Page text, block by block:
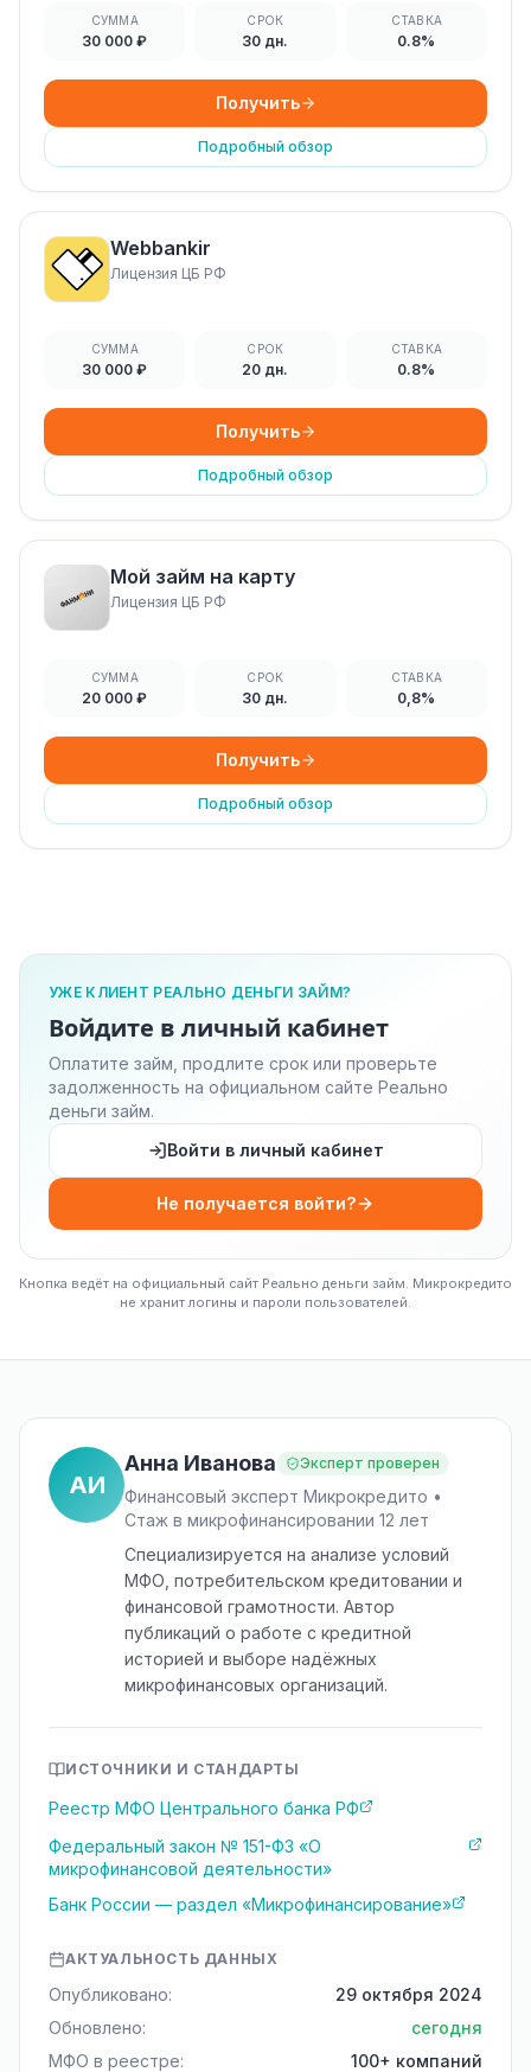
СУММА
30 000 ₽
СРОК
30 дн.
СТАВКА
0.8%
Получить
Подробный обзор
Webbankir
Лицензия ЦБ РФ
СУММА
30 000 ₽
СРОК
20 дн.
СТАВКА
0.8%
Получить
Подробный обзор
Мой займ на карту
Лицензия ЦБ РФ
СУММА
20 000 ₽
СРОК
30 дн.
СТАВКА
0,8%
Получить
Подробный обзор
УЖЕ КЛИЕНТ РЕАЛЬНО ДЕНЬГИ ЗАЙМ?
Войдите в личный кабинет
Оплатите займ, продлите срок или проверьте
задолженность на официальном сайте Реально
деньги займ.
Войти в личный кабинет
Не получается войти?
Кнопка ведёт на официальный сайт Реально деньги займ. Микрокредито
не хранит логины и пароли пользователей.
АИ
Анна Иванова Эксперт проверен
Финансовый эксперт Микрокредито •
Стаж в микрофинансировании 12 лет
Специализируется на анализе условий
МФО, потребительском кредитовании и
финансовой грамотности. Автор
публикаций о работе с кредитной
историей и выборе надёжных
микрофинансовых организаций.
ИСТОЧНИКИ И СТАНДАРТЫ
Реестр МФО Центрального банка РФ
Федеральный закон № 151-ФЗ «О
микрофинансовой деятельности»
Банк России — раздел «Микрофинансирование»
АКТУАЛЬНОСТЬ ДАННЫХ
Опубликовано:
29 октября 2024
Обновлено:
сегодня
МФО в реестре:
100+ компаний